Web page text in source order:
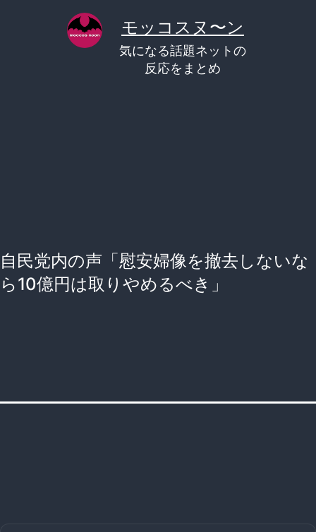
モッコスヌ〜ン
気になる話題ネットの
反応をまとめ
自民党内の声「慰安婦像を撤去しないな
ら10億円は取りやめるべき」